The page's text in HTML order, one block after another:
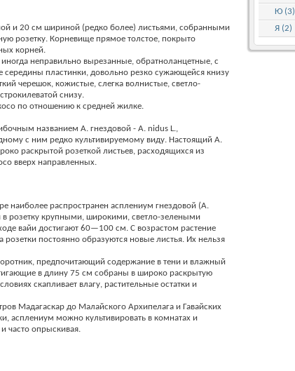
и 20 см шириной (редко более) листьями, собранными
розетку. Корневище прямое толстое, покрыто
корней.
неправильно вырезанные, обратноланцетные, с
пластинки, довольно резко сужающейся книзу
черешок, кожистые, слегка волнистые, светло-
снизу.
по отношению к средней жилке.
названием А. гнездовой - A. nidus L.,
с ним редко культивируемому виду. Настоящий А.
раскрытой розеткой листьев, расходящихся из
вверх направленных.
наиболее распространен асплениум гнездовой (A.
розетку крупными, широкими, светло-зелеными
вайи достигают 60—100 см. С возрастом растение
розетки постоянно образуются новые листья. Их нельзя
предпочитающий содержание в тени и влажный
в длину 75 см собраны в широко раскрытую
скапливает влагу, растительные остатки и
Мадагаскар до Малайского Архипелага и Гавайских
асплениум можно культивировать в комнатах и
часто опрыскивая.
Ю (3)
Я (2)